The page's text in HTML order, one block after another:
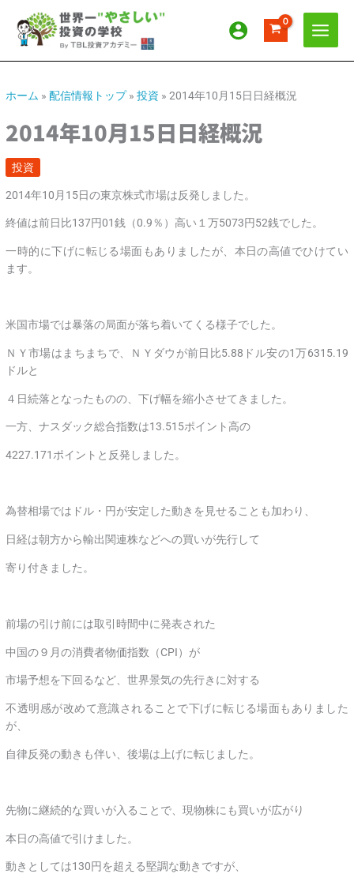
ス
ッホーム »配信情報トップ»投資 »2014年10月15日日経概況
2014年10月15日日経概況
投資
2014年10月15日の東京株式市場は反発しました。
終値は前日比137円01銭（0.9％）高い１万5073円52銭でした。
一時的に下げに転じる場面もありましたが、本日の高値でひけてい
ます。
米国市場では暴落の局面が落ち着いてくる様子でした。
ＮＹ市場はまちまちで、ＮＹダウが前日比5.88ドル安の1万6315.19
ドルと
４日続落となったものの、下げ幅を縮小させてきました。
一方、ナスダック総合指数は13.515ポイント高の
4227.171ポイントと反発しました。
為替相場ではドル・円が安定した動きを見せることも加わり、
日経は朝方から輸出関連株などへの買いが先行して
寄り付きました。
前場の引け前には取引時間中に発表された
中国の９月の消費者物価指数（CPI）が
市場予想を下回るなど、世界景気の先行きに対する
不透明感が改めて意識されることで下げに転じる場面もありました
が、
自律反発の動きも伴い、後場は上げに転じました。
先物に継続的な買いが入ることで、現物株にも買いが広がり
本日の高値で引けました。
動きとしては130円を超える堅調な動きですが、
ー
ブ
テ
ー